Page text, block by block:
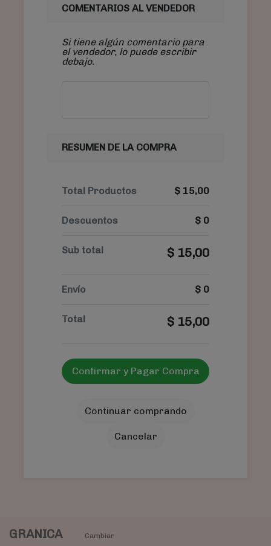
COMENTARIOS AL VENDEDOR
Si tiene algún comentario para
el vendedor, lo puede escribir
debajo.
RESUMEN DE LA COMPRA
Total Productos $ 15,00
Descuentos $ 0
Sub total $ 15,00
Envío $ 0
Total $ 15,00
Confirmar y Pagar Compra
Continuar comprando
Cancelar
GRANICA Cambiar